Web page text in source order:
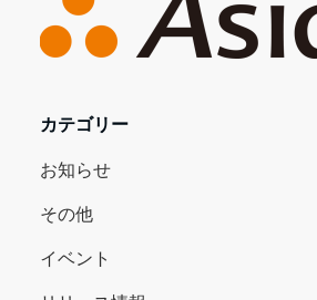
カテゴリー
お知らせ
その他
イベント